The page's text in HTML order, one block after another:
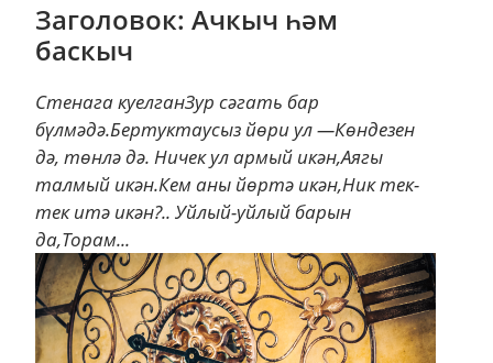
Заголовок: Ачкыч һәм
баскыч
Стенага куелганЗур сәгать бар
бүлмәдә.Бертуктаусыз йөри ул —Көндезен
дә, төнлә дә. Ничек ул армый икән,Аягы
талмый икән.Кем аны йөртә икән,Ник тек-
тек итә икән?.. Уйлый-уйлый барын
да,Торам...